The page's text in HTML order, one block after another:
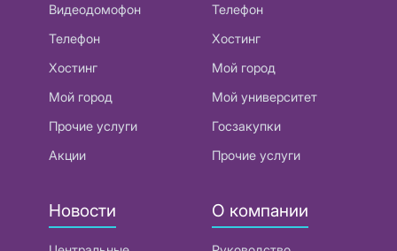
Видеодомофон
Телефон
Хостинг
Мой город
Прочие услуги
Акции
Телефон
Хостинг
Мой город
Мой университет
Госзакупки
Прочие услуги
Новости О компании